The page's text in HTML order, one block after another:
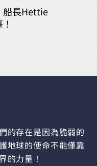
船長Hettie
的存在是因為脆弱的
地球的使命不能僅靠
的力量！